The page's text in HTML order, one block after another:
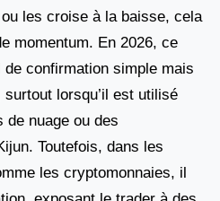
les croise à la baisse, cela
momentum. En 2026, ce
confirmation simple mais
lorsqu’il est utilisé
de nuage ou des
Toutefois, dans les
les cryptomonnaies, il